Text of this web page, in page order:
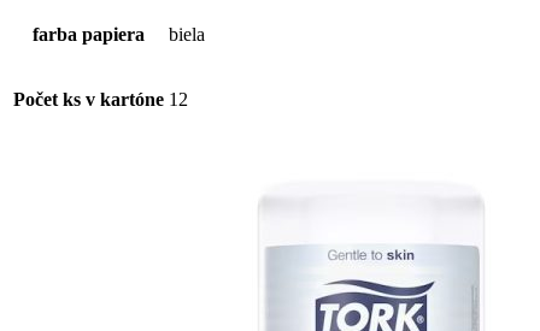
farba papiera biela
Počet ks v kartóne 12